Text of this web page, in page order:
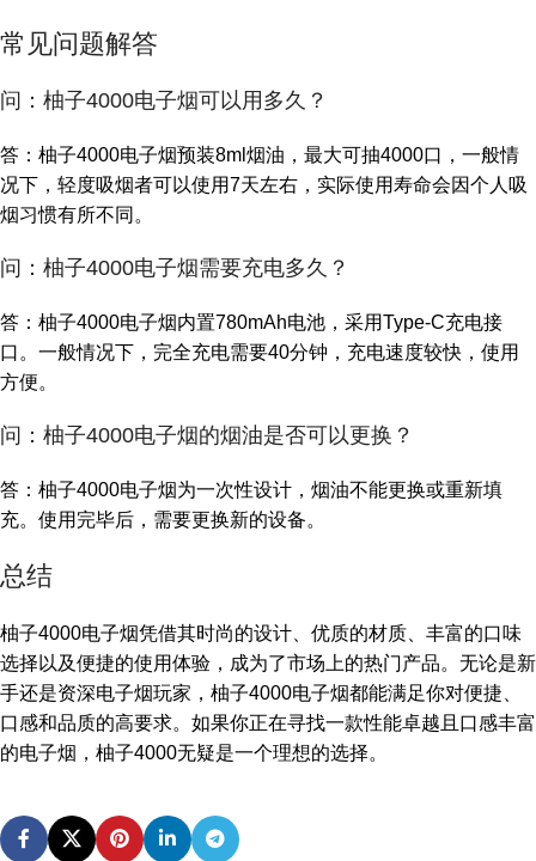
常见问题解答
问：柚子4000电子烟可以用多久？
答：柚子4000电子烟预装8ml烟油，最大可抽4000口，一般情
况下，轻度吸烟者可以使用7天左右，实际使用寿命会因个人吸
烟习惯有所不同。
问：柚子4000电子烟需要充电多久？
答：柚子4000电子烟内置780mAh电池，采用Type-C充电接
口。一般情况下，完全充电需要40分钟，充电速度较快，使用
方便。
问：柚子4000电子烟的烟油是否可以更换？
答：柚子4000电子烟为一次性设计，烟油不能更换或重新填
充。使用完毕后，需要更换新的设备。
总结
柚子4000电子烟凭借其时尚的设计、优质的材质、丰富的口味
选择以及便捷的使用体验，成为了市场上的热门产品。无论是新
手还是资深电子烟玩家，柚子4000电子烟都能满足你对便捷、
口感和品质的高要求。如果你正在寻找一款性能卓越且口感丰富
的电子烟，柚子4000无疑是一个理想的选择。